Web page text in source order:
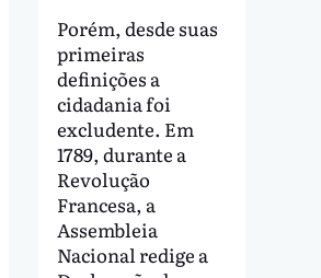
Porém, desde suas
primeiras
definições a
cidadania foi
excludente. Em
1789, durante a
Revolução
Francesa, a
Assembleia
Nacional redige a